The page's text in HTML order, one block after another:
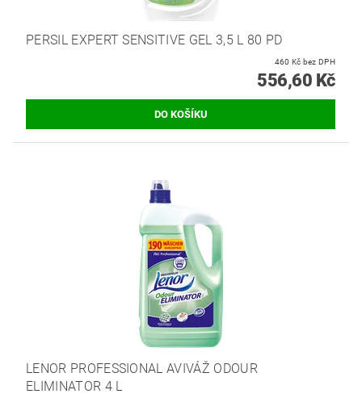
PERSIL EXPERT SENSITIVE GEL 3,5 L 80 PD
460 Kč bez DPH
556,60 Kč
LENOR PROFESSIONAL AVIVÁŽ ODOUR
ELIMINATOR 4 L